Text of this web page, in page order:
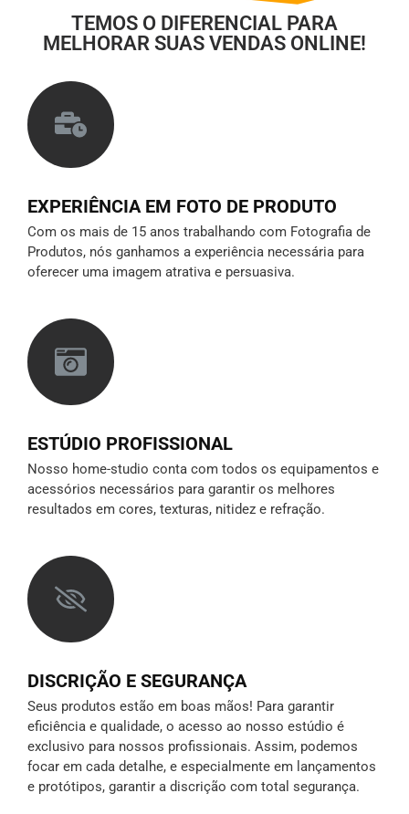
TEMOS O DIFERENCIAL PARA
MELHORAR SUAS VENDAS ONLINE!
EXPERIÊNCIA EM FOTO DE PRODUTO
Com os mais de 15 anos trabalhando com Fotografia de
Produtos, nós ganhamos a experiência necessária para
oferecer uma imagem atrativa e persuasiva.
ESTÚDIO PROFISSIONAL
Nosso home-studio conta com todos os equipamentos e
acessórios necessários para garantir os melhores
resultados em cores, texturas, nitidez e refração.
DISCRIÇÃO E SEGURANÇA
Seus produtos estão em boas mãos! Para garantir
eficiência e qualidade, o acesso ao nosso estúdio é
exclusivo para nossos profissionais. Assim, podemos
focar em cada detalhe, e especialmente em lançamentos
e protótipos, garantir a discrição com total segurança.